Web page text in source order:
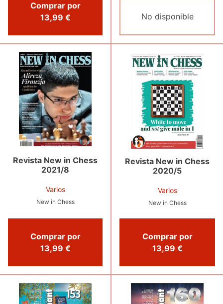
Comprar por
13,99 €
No disponible
Revista New in Chess
2021/8
Varios
New in Chess
Comprar por
13,99 €
Revista New in Chess
2020/5
Varios
New in Chess
Comprar por
13,99 €